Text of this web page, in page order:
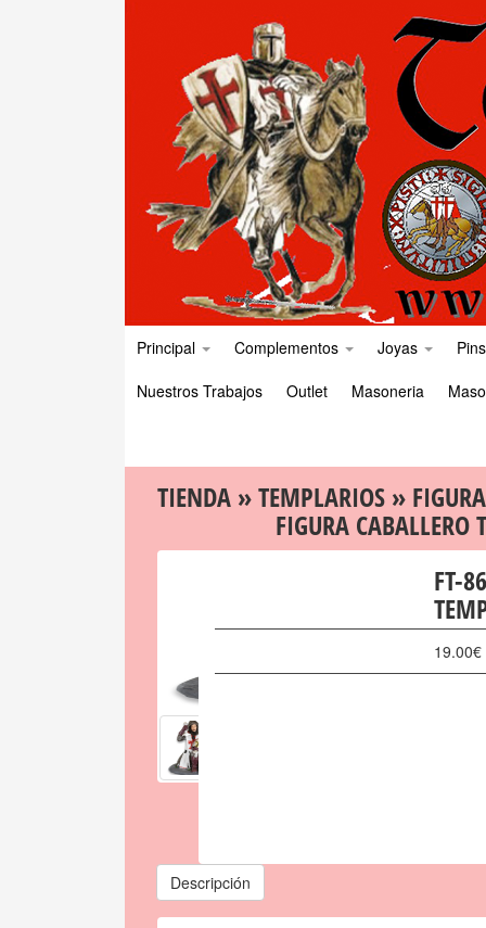
Principal Complementos Joyas
Pins
Nuestros Trabajos
Outlet Masoneria
TIENDA »TEMPLARIOS »
FIGURA CABALLERO
FT-
19.00€
Descripción